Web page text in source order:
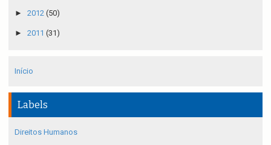
► 2012 (50)
► 2011 (31)
Início
Labels
Direitos Humanos